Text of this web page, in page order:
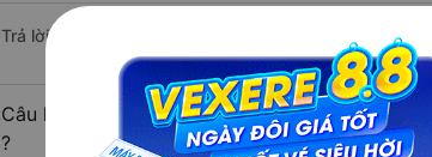
Trả lời: Đoạn đường đi Tân An - Long An từ An Minh -
Câu hỏi: Mỗi ngày có bao nhiêu chuyến xe
?